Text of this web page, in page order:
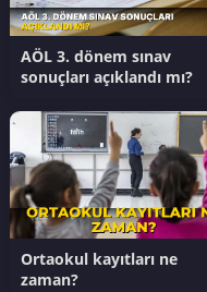
AÖL 3. dönem sınav
sonuçları açıklandı mı?
Ortaokul kayıtları ne
zaman?